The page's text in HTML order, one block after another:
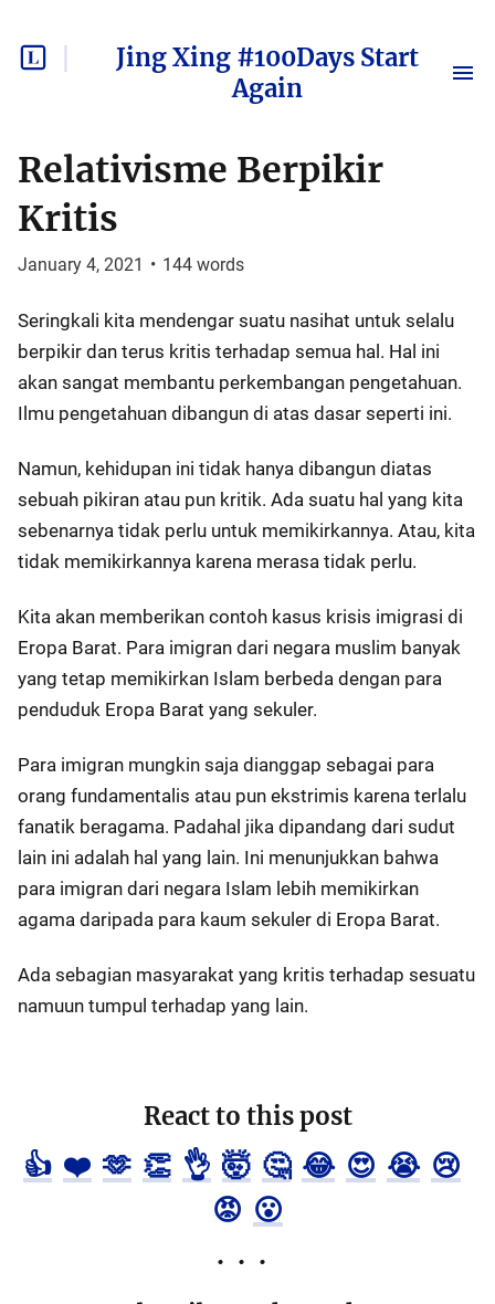
Jing Xing #100Days Start
Again
Relativisme Berpikir
Kritis
January 4, 2021 • 144 words
Seringkali kita mendengar suatu nasihat untuk selalu
berpikir dan terus kritis terhadap semua hal. Hal ini
akan sangat membantu perkembangan pengetahuan.
Ilmu pengetahuan dibangun di atas dasar seperti ini.
Namun, kehidupan ini tidak hanya dibangun diatas
sebuah pikiran atau pun kritik. Ada suatu hal yang kita
sebenarnya tidak perlu untuk memikirkannya. Atau, kita
tidak memikirkannya karena merasa tidak perlu.
Kita akan memberikan contoh kasus krisis imigrasi di
Eropa Barat. Para imigran dari negara muslim banyak
yang tetap memikirkan Islam berbeda dengan para
penduduk Eropa Barat yang sekuler.
Para imigran mungkin saja dianggap sebagai para
orang fundamentalis atau pun ekstrimis karena terlalu
fanatik beragama. Padahal jika dipandang dari sudut
lain ini adalah hal yang lain. Ini menunjukkan bahwa
para imigran dari negara Islam lebih memikirkan
agama daripada para kaum sekuler di Eropa Barat.
Ada sebagian masyarakat yang kritis terhadap sesuatu
namuun tumpul terhadap yang lain.
React to this post
👍 ❤️ 🫶 👏 👌 🤯 🤔 😂 😍 😭 😢
😡 😮